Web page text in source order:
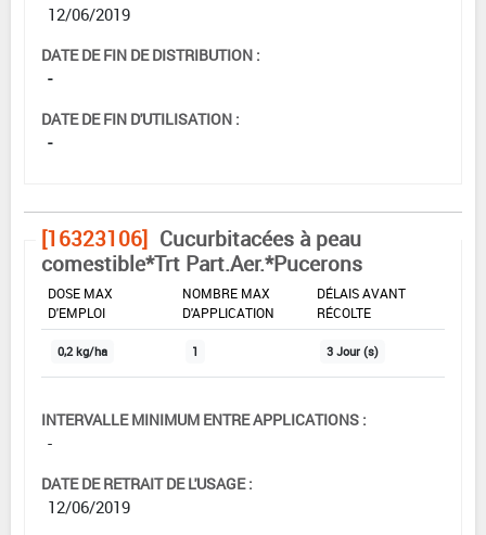
12/06/2019
DATE DE FIN DE DISTRIBUTION :
-
DATE DE FIN D'UTILISATION :
-
[16323106] Cucurbitacées à peau
comestible*Trt Part.Aer.*Pucerons
DOSE MAX
D'EMPLOI
NOMBRE MAX
D'APPLICATION
DÉLAIS AVANT
RÉCOLTE
0,2 kg/ha 1 3 Jour (s)
INTERVALLE MINIMUM ENTRE APPLICATIONS :
-
DATE DE RETRAIT DE L'USAGE :
12/06/2019